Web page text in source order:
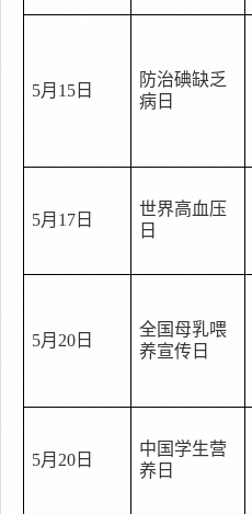
5月 15 日
防治碘缺乏
病日
5月 17 日
世界高血压
日
5月 20 日
全国母乳喂
养宣传日
5月 20 日
中国学生营
养日